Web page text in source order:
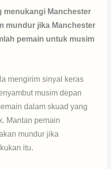
menukangi Manchester
mundur jika Manchester
pemain untuk musim
mengirim sinyal keras
musim depan
dalam skuad yang
Mantan pemain
mundur jika
itu.